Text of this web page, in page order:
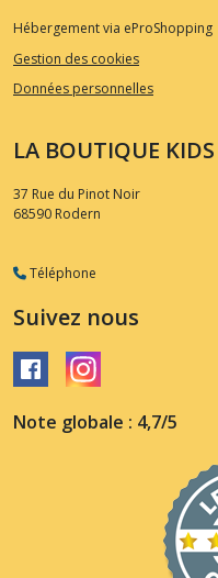
Hébergement via eProShopping
Gestion des cookies
Données personnelles
LA BOUTIQUE
37 Rue du Pinot Noir
68590 Rodern
Téléphone
Suivez nous
Note globale : 4,7/5